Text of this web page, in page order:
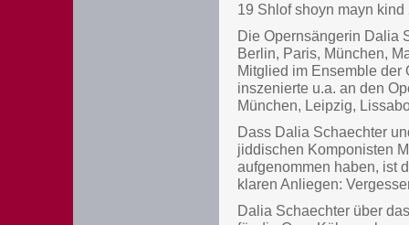
19 Shlof shoyn mayn
Die Opernsängerin Dalia
Berlin, Paris, München,
Mitglied im Ensemble der
inszenierte u.a. an den
München, Leipzig,
Dass Dalia Schaechter
jiddischen Komponisten
aufgenommen haben, ist
klaren Anliegen:
Dalia Schaechter über